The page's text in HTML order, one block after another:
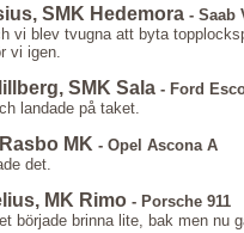
SMK Hedemora - Saab
vi blev tvugna att byta
vi igen.
SMK Sala - Ford
landade på taket.
MK - Opel Ascona A
det.
MK Rimo - Porsche 911
började brinna lite, bak men nu